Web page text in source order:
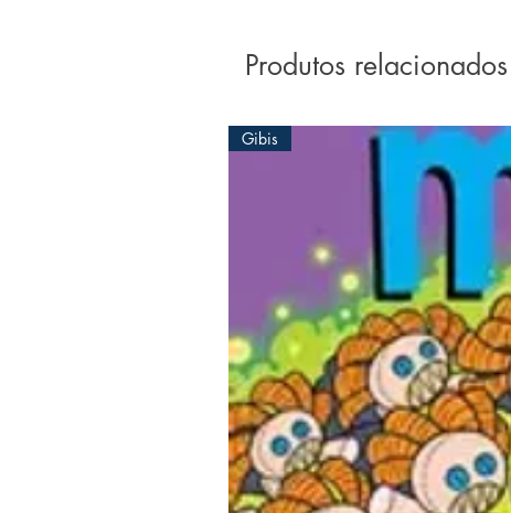
Produtos relacionados
Gibis